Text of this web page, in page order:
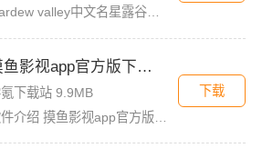
摸鱼影视app官方版下载安装
下载站 9.9MB
下载